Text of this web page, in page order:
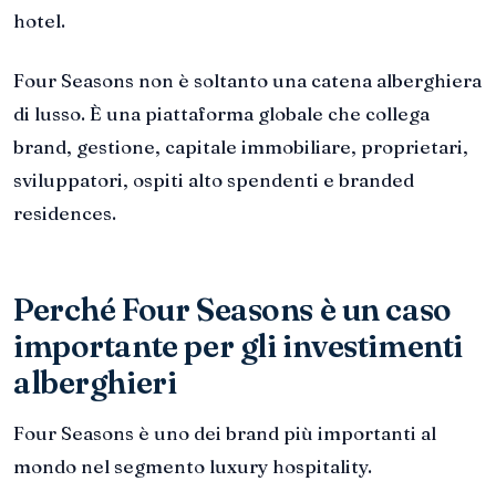
hotel.
Four Seasons non è soltanto una catena alberghiera
di lusso. È una piattaforma globale che collega
brand, gestione, capitale immobiliare, proprietari,
sviluppatori, ospiti alto spendenti e branded
residences.
Perché Four Seasons è un caso
importante per gli investimenti
alberghieri
Four Seasons è uno dei brand più importanti al
mondo nel segmento luxury hospitality.